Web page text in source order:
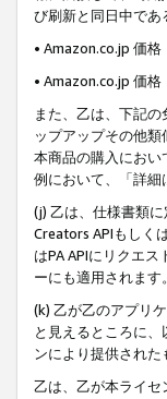
び刷新と同日中で
• Amazon.co.jp 価
• Amazon.co.jp 価
また、乙は、下記
ップアップその他
本商品の購入にお
例において、「詳
(j) 乙は、仕様書類
Creators APIもしく
はPA APIにリクエ
ーにも適用されます。
(k) 乙が乙のアプリ
と見えるところに
ンにより提供され
乙は、乙が本ライ